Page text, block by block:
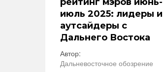
июль 2025: лидеры и
аутсайдеры с
Дальнего Востока
Автор:
Дальневосточное обозрение